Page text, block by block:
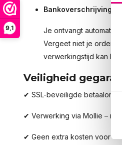
9,1
Bankoverschrijving
Je ontvangt
Vergeet niet je
verwerkingstijd kan
Veiligheid
✔ SSL-beveiligde
✔ Verwerking via Mollie –
✔ Geen extra kosten voor